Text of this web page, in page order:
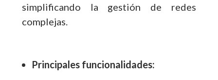
simplificando la gestión de redes
complejas.
Principales funcionalidades: